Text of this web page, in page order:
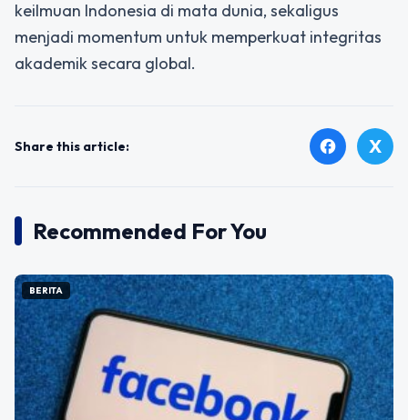
keilmuan Indonesia di mata dunia, sekaligus
menjadi momentum untuk memperkuat integritas
akademik secara global.
Share this article: facebook X
Recommended For You
BERITA